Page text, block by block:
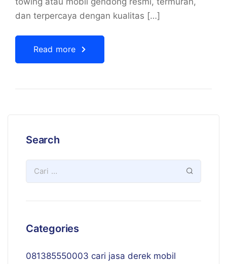
dan terpercaya dengan kualitas […]
Read more
Search
Categories
081385550003 cari jasa derek mobil